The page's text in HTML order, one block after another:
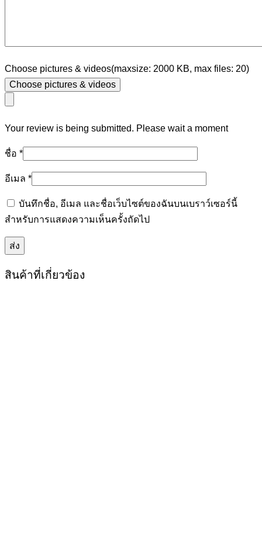
Choose pictures & videos(maxsize: 2000 KB, max files: 20)
Choose pictures & videos
Your review is being submitted. Please wait a moment
ชื่อ *
อีเมล *
บันทึกชื่อ, อีเมล และชื่อเว็บไซต์ของฉันบนเบราว์เซอร์นี้
สำหรับการแสดงความเห็นครั้งถัดไป
สินค้าที่เกี่ยวข้อง